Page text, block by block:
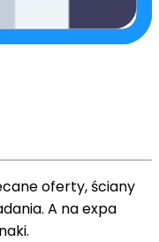
oferty, ściany
A na expa